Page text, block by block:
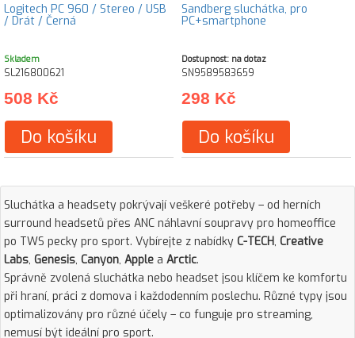
Logitech PC 960 / Stereo / USB
/ Drát / Černá
Skladem
SL216800621
508 Kč
Do košíku
Sandberg sluchátka, pro
PC+smartphone
Dostupnost: na dotaz
SN9589583659
298 Kč
Do košíku
Sluchátka a headsety pokrývají veškeré potřeby – od herních
surround headsetů přes ANC náhlavní soupravy pro homeoffice
po TWS pecky pro sport. Vybírejte z nabídky C-TECH, Creative
Labs, Genesis, Canyon, Apple a Arctic.
Správně zvolená sluchátka nebo headset jsou klíčem ke komfortu
při hraní, práci z domova i každodenním poslechu. Různé typy jsou
optimalizovány pro různé účely – co funguje pro streaming,
nemusí být ideální pro sport.